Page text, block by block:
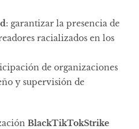
: garantizar la presencia de
racializados en los
de organizaciones
y supervisión de
BlackTikTokStrike